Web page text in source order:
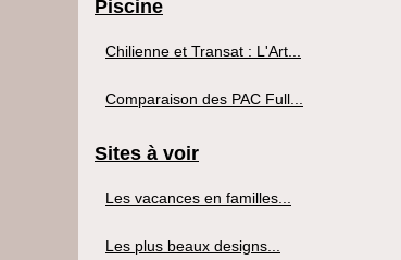
Piscine
Chilienne et Transat : L'Art...
Comparaison des PAC Full...
Sites à voir
Les vacances en familles...
Les plus beaux designs...